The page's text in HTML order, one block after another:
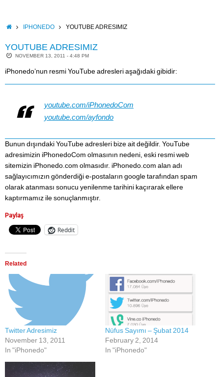
contentHOMEIPHONEDO YOUTUBE ADRESIMIZ
YOUTUBE ADRESIMIZ
NOVEMBER 13, 2011 - 4:48 PM
iPhonedo’nun resmi YouTube adresleri aşağıdaki gibidir:
youtube.com/iPhonedoCom
youtube.com/ayfondo
Bunun dışındaki YouTube adresleri bize ait değildir. YouTube
adresimizin iPhonedoCom olmasının nedeni, eski resmi web
sitemizin iPhonedo.com olmasıdır. iPhonedo.com alan adı
sağlayıcımızın gönderdiği e-postaların google tarafından spam
olarak atanması sonucu yenilenme tarihini kaçırarak ellere
kaptırmamız ile sonuçlanmıştır.
Paylaş
Reddit
Related
Twitter Adresimiz
November 13, 2011
In "iPhonedo"
Nüfus Sayımı – Şubat 2014
February 2, 2014
In "iPhonedo"